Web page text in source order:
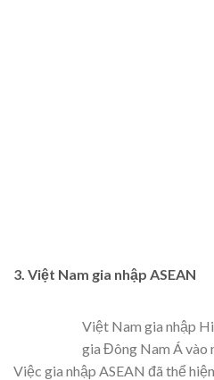
3. Việt Nam gia nhập ASEAN
Việt Nam gia nhập
gia Đông Nam Á vào
Việc gia nhập ASEAN đã thể